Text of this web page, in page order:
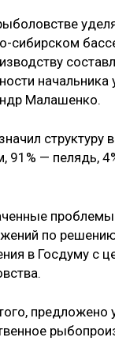
сибирском
Малашенко.
91% — пелядь,
проблемы
по
в Госдуму с
предложено